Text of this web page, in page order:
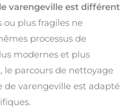
varengeville est différent
ou plus fragiles ne
processus de
modernes et plus
le parcours de nettoyage
de varengeville est adapté